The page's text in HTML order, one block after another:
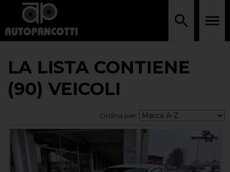
LA LISTA CONTIENE
(90) VEICOLI
Ordina per: